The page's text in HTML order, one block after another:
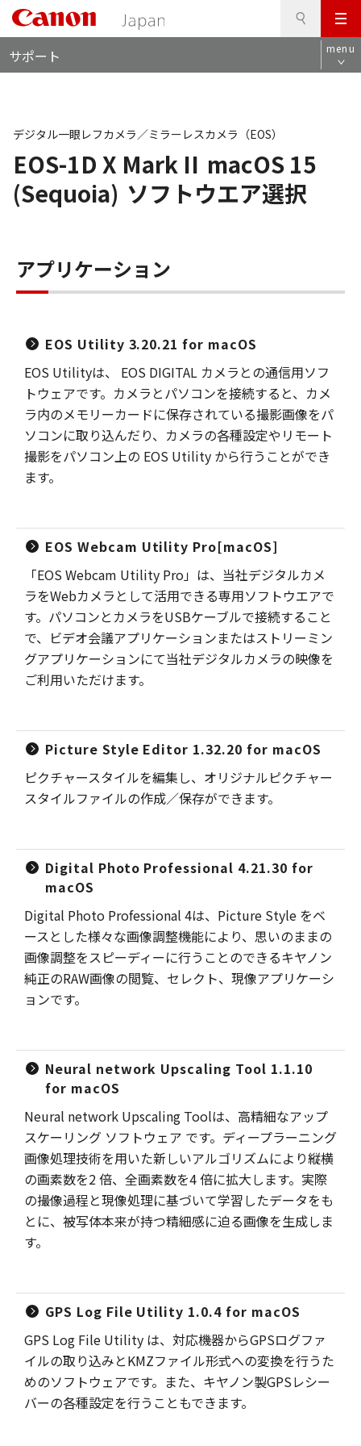
メ
ニ
ュ
サポート menu
EOS-1D X Mark II macOS 15
(Sequoia) ソフトウエア選択
デジタル一眼レフカメラ／ミラーレスカメラ（EOS）
アプリケーション
EOS Utility 3.20.21 for macOS
EOS Utilityは、 EOS DIGITAL カメラとの通信用ソフ
トウェアです。カメラとパソコンを接続すると、カメ
ラ内のメモリーカードに保存されている撮影画像をパ
ソコンに取り込んだり、カメラの各種設定やリモート
撮影をパソコン上の EOS Utility から行うことができ
ます。
EOS Webcam Utility Pro[macOS]
「EOS Webcam Utility Pro」は、当社デジタルカメ
ラをWebカメラとして活用できる専用ソフトウエアで
す。パソコンとカメラをUSBケーブルで接続すること
で、ビデオ会議アプリケーションまたはストリーミン
グアプリケーションにて当社デジタルカメラの映像を
ご利用いただけます。
Picture Style Editor 1.32.20 for macOS
ピクチャースタイルを編集し、オリジナルピクチャー
スタイルファイルの作成／保存ができます。
Digital Photo Professional 4.21.30 for
macOS
Digital Photo Professional 4は、Picture Style をベ
ースとした様々な画像調整機能により、思いのままの
画像調整をスピーディーに行うことのできるキヤノン
純正のRAW画像の閲覧、セレクト、現像アプリケーシ
ョンです。
Neural network Upscaling Tool 1.1.10
for macOS
Neural network Upscaling Toolは、高精細なアップ
スケーリング ソフトウェア です。ディープラーニング
画像処理技術を用いた新しいアルゴリズムにより縦横
の画素数を2 倍、全画素数を4 倍に拡大します。実際
の撮像過程と現像処理に基づいて学習したデータをも
とに、被写体本来が持つ精細感に迫る画像を生成しま
す。
GPS Log File Utility 1.0.4 for macOS
GPS Log File Utility は、対応機器からGPSログファ
イルの取り込みとKMZファイル形式への変換を行うた
めのソフトウェアです。また、キヤノン製GPSレシー
バーの各種設定を行うこともできます。